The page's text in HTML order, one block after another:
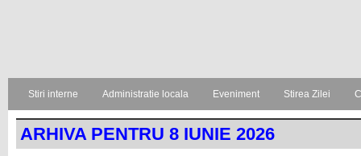
Stiri interne Administratie locala Eveniment Stirea Zilei
ARHIVA PENTRU 8 IUNIE 2026